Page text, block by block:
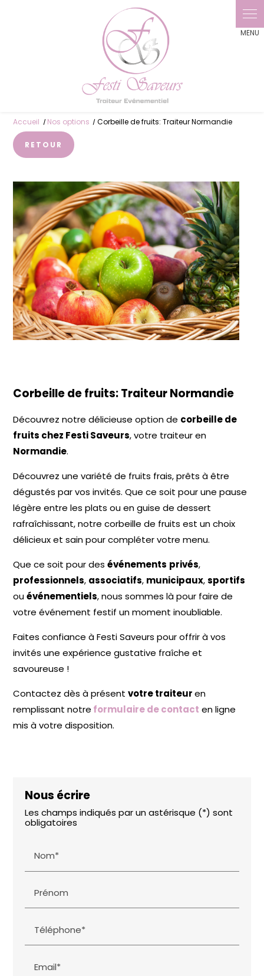
Accueil Nos options Corbeille de fruits: Traiteur Normandie
RETOUR
Corbeille de fruits: Traiteur Normandie
Découvrez notre délicieuse option de corbeille de
fruits chez Festi Saveurs, votre traiteur en
Normandie.
Découvrez une variété de fruits frais, prêts à être
dégustés par vos invités. Que ce soit pour une pause
légère entre les plats ou en guise de dessert
rafraîchissant, notre corbeille de fruits est un choix
délicieux et sain pour compléter votre menu.
Que ce soit pour desévénements privés,
professionnels, associatifs, municipaux,sportifs
ouévénementiels, nous sommes là pour faire de
votre événement festif un moment inoubliable.
Faites confiance à Festi Saveurs pour offrir à vos
invités une expérience gustative fraîche et
savoureuse !
Contactez dès à présentvotre traiteuren
remplissant notre formulaire de contact en ligne
mis à votre disposition.
Nous écrire
Les champs indiqués par un astérisque (*) sont
obligatoires
Nom*
Prénom
Téléphone*
Email*